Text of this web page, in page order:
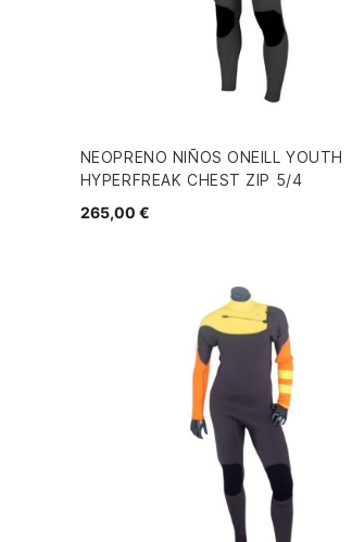
NEOPRENO NIÑOS ONEILL YOUTH
HYPERFREAK CHEST ZIP 5/4
265,00 €